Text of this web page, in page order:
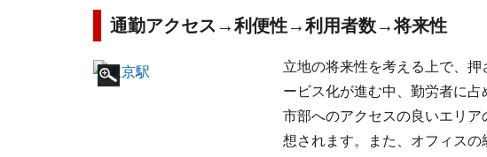
通勤アクセス→利便性→利用者数→将来性
立地の将来性を考える上で、
ービス化が進む中、勤労者に
市部へのアクセスの良いエリ
想されます。また、オフィス